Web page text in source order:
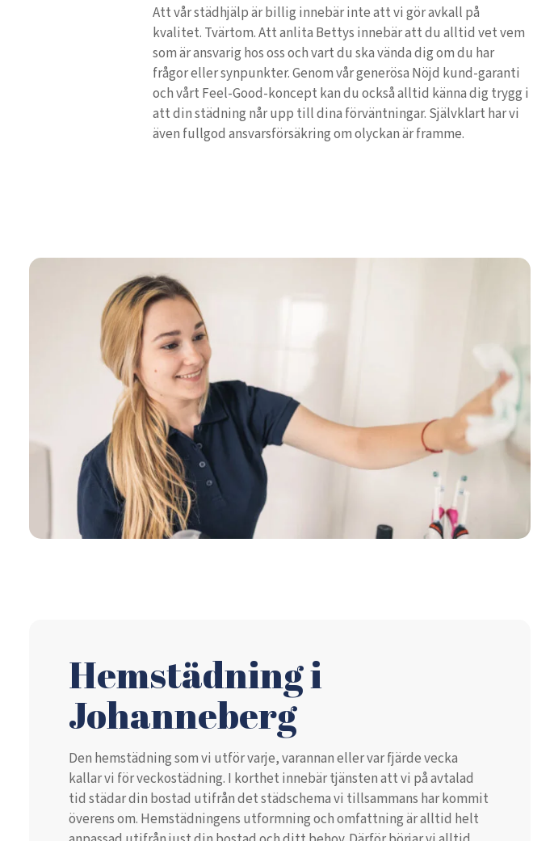
Att vår städhjälp är billig innebär inte att vi gör avkall på
kvalitet. Tvärtom. Att anlita Bettys innebär att du alltid vet vem
som är ansvarig hos oss och vart du ska vända dig om du har
frågor eller synpunkter. Genom vår generösa Nöjd kund-garanti
och vårt Feel-Good-koncept kan du också alltid känna dig trygg i
att din städning når upp till dina förväntningar. Självklart har vi
även fullgod ansvarsförsäkring om olyckan är framme.
Hemstädning i
Johanneberg
Den hemstädning som vi utför varje, varannan eller var fjärde vecka
kallar vi för veckostädning. I korthet innebär tjänsten att vi på avtalad
tid städar din bostad utifrån det städschema vi tillsammans har kommit
överens om. Hemstädningens utformning och omfattning är alltid helt